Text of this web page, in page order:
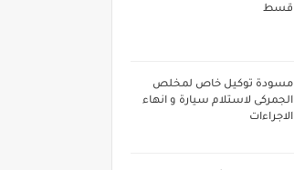
قسط
مسودة توكيل خاص لمخلص
الجمركى لاستلام سيارة و انهاء
الاجراءات